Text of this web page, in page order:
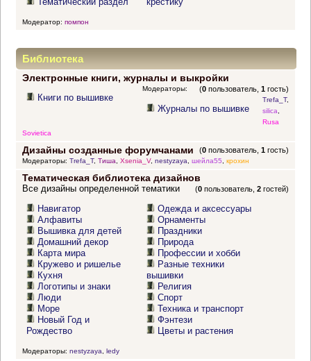
Модератор: помпон
Библиотека
Электронные книги, журналы и выкройки
(0 пользователь,1 гость)
Книги по вышивке
Журналы по вышивке
Модераторы:
Trefa_T,
silica,
Rusa
Sovietica
Дизайны созданные форумчанами (0 пользователь,1 гость)
Модераторы: Trefa_T, Тиша, Xsenia_V, nestyzaya, шейла55, крохин
Тематическая библиотека дизайнов
(0 пользователь,2 гостей)
Все дизайны определенной тематики
Навигатор
Алфавиты
Вышивка для детей
Домашний декор
Карта мира
Кружево и ришелье
Кухня
Логотипы и знаки
Люди
Море
Новый Год и
Рождество
Одежда и аксессуары
Орнаменты
Праздники
Природа
Профессии и хобби
Разные техники
вышивки
Религия
Спорт
Техника и транспорт
Фэнтези
Цветы и растения
Модераторы: nestyzaya ledy